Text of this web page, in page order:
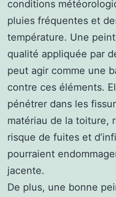
conditions
pluies fréquentes et
température. Une
qualité appliquée par
peut agir comme une
contre ces éléments.
pénétrer dans les
matériau de la toiture,
risque de fuites et
pourraient
jacente.
De plus, une bonne